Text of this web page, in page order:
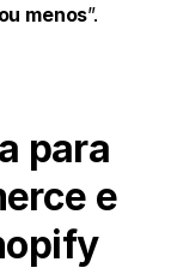
menos”.
para
e